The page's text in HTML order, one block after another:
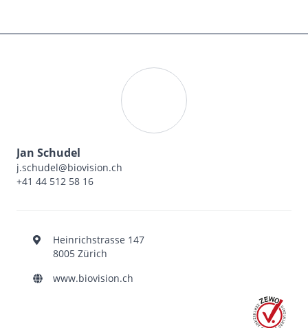
Jan Schudel
j.schudel@biovision.ch
+41 44 512 58 16
Heinrichstrasse 147
8005 Zürich
www.biovision.ch